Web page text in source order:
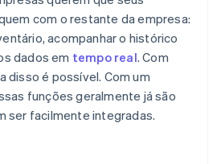
com o restante da empresa:
acompanhar o histórico
dados em tempo real. Com
disso é possível. Com um
funções geralmente já são
ser facilmente integradas.